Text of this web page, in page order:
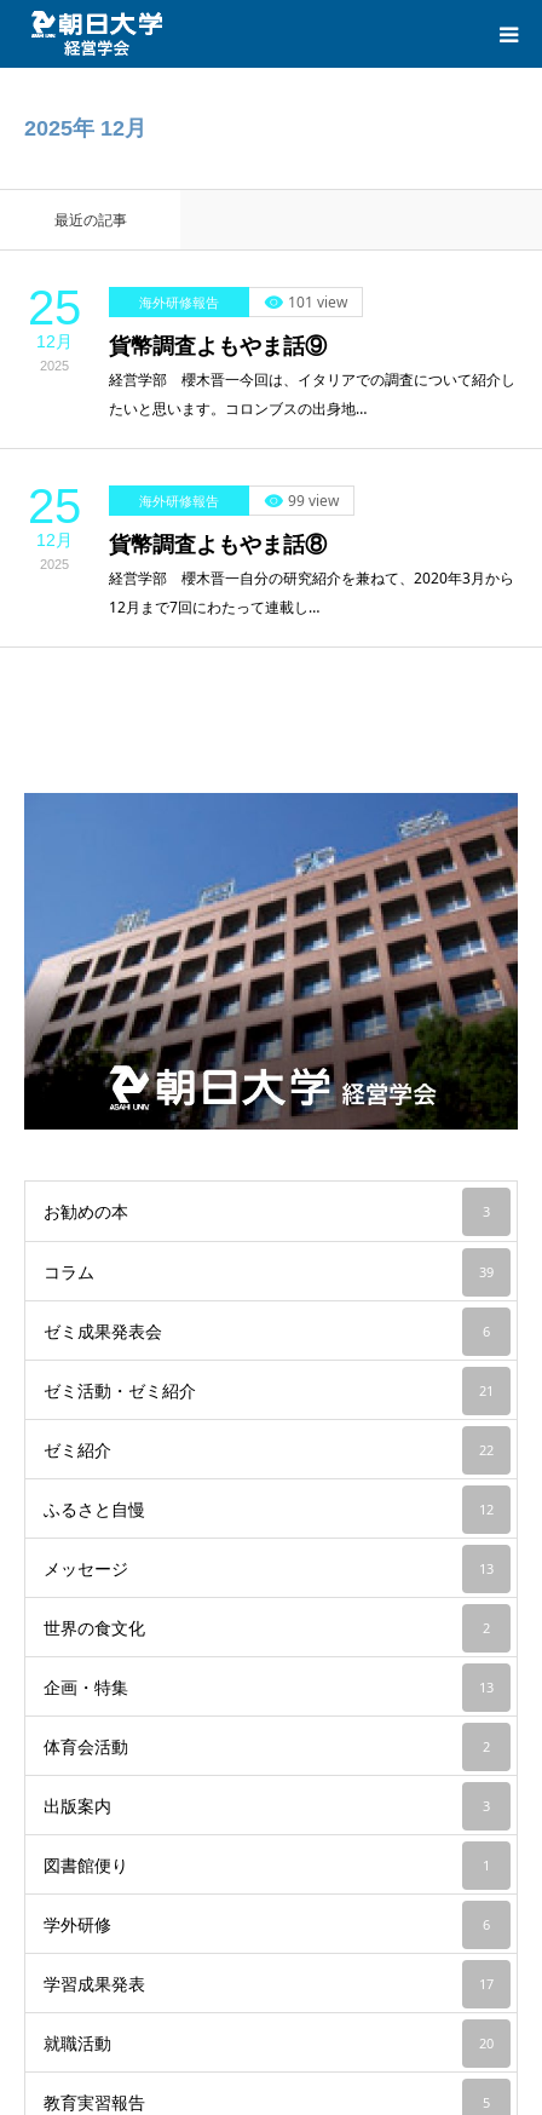
2025年 12月
最近の記事
25
12月
2025
海外研修報告 101 view
貨幣調査よもやま話⑨
経営学部 櫻木晋一今回は、イタリアでの調査について紹介し
たいと思います。コロンブスの出身地…
25
12月
2025
海外研修報告 99 view
貨幣調査よもやま話⑧
経営学部 櫻木晋一自分の研究紹介を兼ねて、2020年3月から
12月まで7回にわたって連載し…
お勧めの本 3
コラム 39
ゼミ成果発表会 6
ゼミ活動・ゼミ紹介 21
ゼミ紹介 22
ふるさと自慢 12
メッセージ 13
世界の食文化 2
企画・特集 13
体育会活動 2
出版案内 3
図書館便り 1
学外研修 6
学習成果発表 17
就職活動 20
教育実習報告 5
CONTACT